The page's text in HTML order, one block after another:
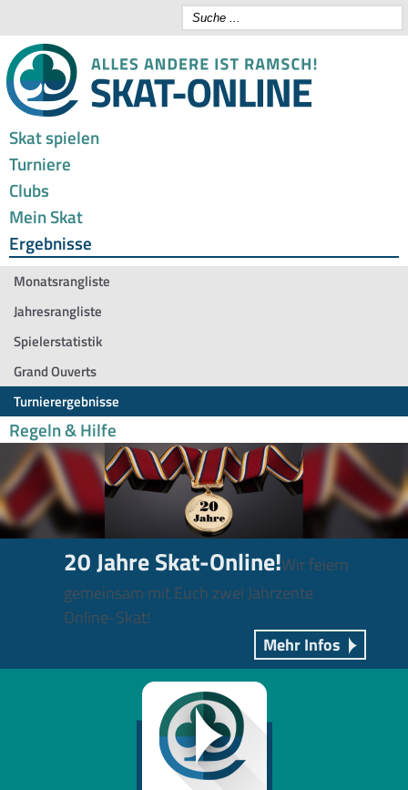
Skat spielen
Turniere
Clubs
Mein Skat
Ergebnisse
Monatsrangliste
Jahresrangliste
Spielerstatistik
Grand Ouverts
Turnierergebnisse
Regeln & Hilfe
20 Jahre Skat-Online!Wir feiern
gemeinsam mit Euch zwei Jahrzente
Online-Skat!
Mehr Infos